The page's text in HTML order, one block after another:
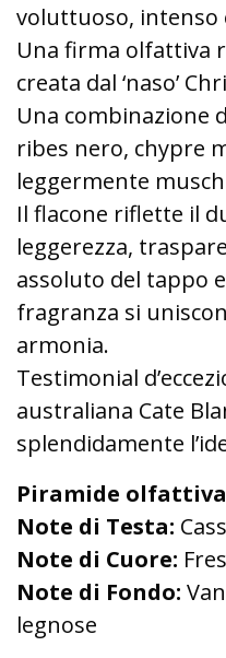
voluttuoso, intenso
Una firma olfattiva
creata dal ‘naso’
Una combinazione
ribes nero, chypre
leggermente
Il flacone riflette il
leggerezza,
assoluto del tappo
fragranza si
armonia.
Testimonial
australiana Cate
splendidamente
Piramide olfattiva
Note di Testa:
Note di Cuore:
Note di Fondo:
legnose